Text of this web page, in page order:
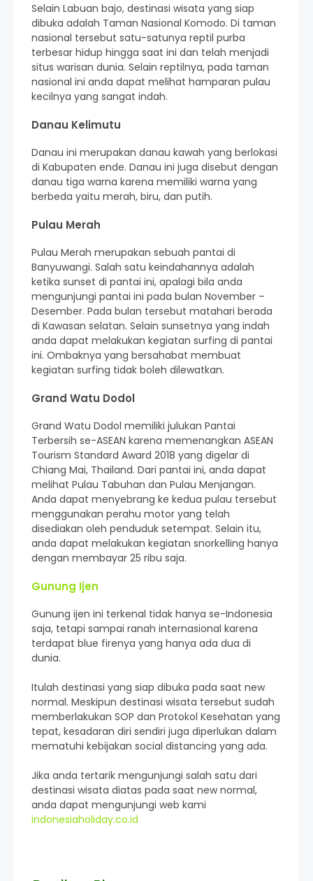
Selain Labuan bajo, destinasi wisata yang siap
dibuka adalah Taman Nasional Komodo. Di taman
nasional tersebut satu-satunya reptil purba
terbesar hidup hingga saat ini dan telah menjadi
situs warisan dunia. Selain reptilnya, pada taman
nasional ini anda dapat melihat hamparan pulau
kecilnya yang sangat indah.
Danau Kelimutu
Danau ini merupakan danau kawah yang berlokasi
di Kabupaten ende. Danau ini juga disebut dengan
danau tiga warna karena memiliki warna yang
berbeda yaitu merah, biru, dan putih.
Pulau Merah
Pulau Merah merupakan sebuah pantai di
Banyuwangi. Salah satu keindahannya adalah
ketika sunset di pantai ini, apalagi bila anda
mengunjungi pantai ini pada bulan November –
Desember. Pada bulan tersebut matahari berada
di Kawasan selatan. Selain sunsetnya yang indah
anda dapat melakukan kegiatan surfing di pantai
ini. Ombaknya yang bersahabat membuat
kegiatan surfing tidak boleh dilewatkan.
Grand Watu Dodol
Grand Watu Dodol memiliki julukan Pantai
Terbersih se-ASEAN karena memenangkan ASEAN
Tourism Standard Award 2018 yang digelar di
Chiang Mai, Thailand. Dari pantai ini, anda dapat
melihat Pulau Tabuhan dan Pulau Menjangan.
Anda dapat menyebrang ke kedua pulau tersebut
menggunakan perahu motor yang telah
disediakan oleh penduduk setempat. Selain itu,
anda dapat melakukan kegiatan snorkelling hanya
dengan membayar 25 ribu saja.
Gunung Ijen
Gunung ijen ini terkenal tidak hanya se-Indonesia
saja, tetapi sampai ranah internasional karena
terdapat blue firenya yang hanya ada dua di
dunia.
Itulah destinasi yang siap dibuka pada saat new
normal. Meskipun destinasi wisata tersebut sudah
memberlakukan SOP dan Protokol Kesehatan yang
tepat, kesadaran diri sendiri juga diperlukan dalam
mematuhi kebijakan social distancing yang ada.
Jika anda tertarik mengunjungi salah satu dari
destinasi wisata diatas pada saat new normal,
anda dapat mengunjungi web kami
indonesiaholiday.co.id